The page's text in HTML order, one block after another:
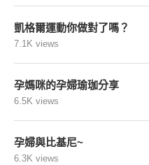
凱格爾運動你做對了嗎？
7.1K views
孕媽咪的孕婦瑜珈分享
6.5K views
孕婦與比基尼~
6.3K views